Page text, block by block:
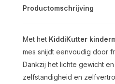
Productomschrijving
Met het KiddiKutter
mes snijdt eenvoudig door
Dankzij het lichte gewicht
zelfstandigheid en